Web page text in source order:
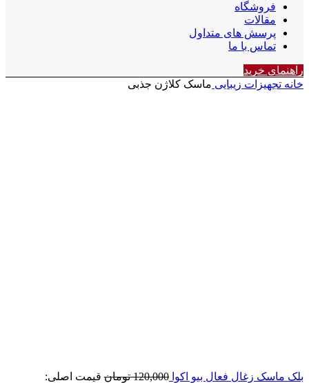
فروشگاه
مقالات
پرسش های متداول
تماس با ما
راهنمای خرید
خانه تجهیزات زیبایی ماسک کلاژن جذبی
بلک ماسک زغال فعال بیو اکوا 120,000 تومان قیمت اصلی: